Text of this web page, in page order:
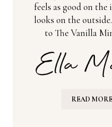
feels as good on the
looks on the
to The Vanilla
READ MORE